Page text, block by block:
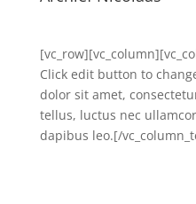
Click edit button to
dolor sit amet,
tellus, luctus nec
dapibus leo.[/